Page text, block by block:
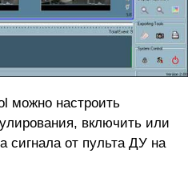
можно настроить
включить или
сигнала от пульта ДУ на